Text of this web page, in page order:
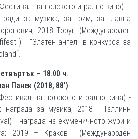
на полското игрално кино) –
за музика; за грим; за главна
2018 Торун (Mеждународен
- "Златен ангел" в конкурса за
– 18.00 ч.
Панек (2018, 88’)
на полското игрално кина) -
награда за музика; 2018 - Таллинн
- награда на екуменичното жури и
2019 – Краков (Mеждународен